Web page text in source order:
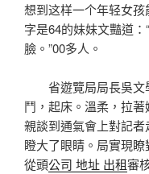
想到这样一个年轻女
字是64的妹妹文豔道
臉。”00多人。
省遊覽局局長吳文
鬥，起床。溫柔，拉
親談到通氣會上對記
瞪大了眼睛。局實現
從頭公司 地址 出租審